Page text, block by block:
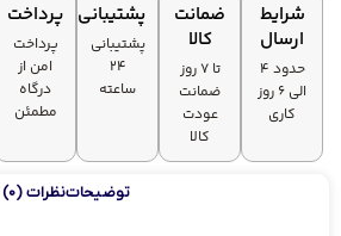
مقاومت
شرایط
ارسال
حدود 4
الی 6 روز
کاری
ضمانت
کالا
تا ۷ روز
ضمانت
عودت
کالا
پشتیبانی
پشتیبانی
۲۴
ساعته
پرداخت
پرداخت
امن از
درگاه
مطمئن
توضیحاتنظرات (0)